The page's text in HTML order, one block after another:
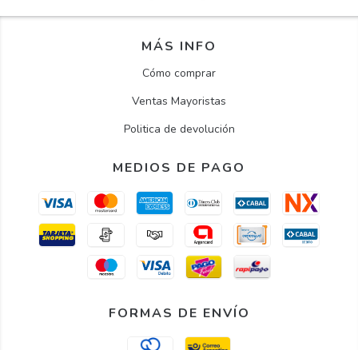
MÁS INFO
Cómo comprar
Ventas Mayoristas
Politica de devolución
MEDIOS DE PAGO
FORMAS DE ENVÍO